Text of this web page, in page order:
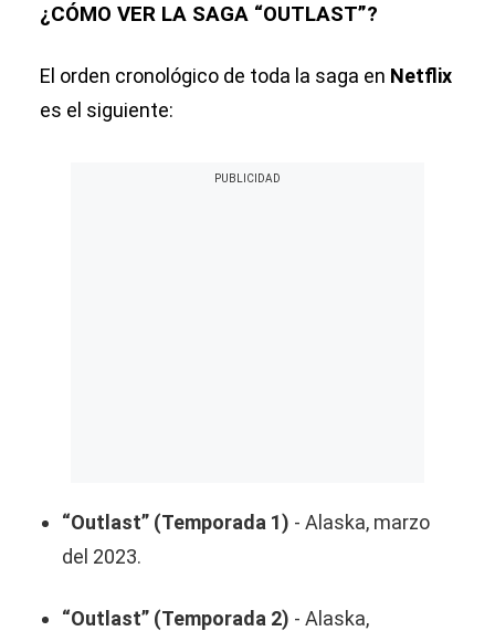
¿CÓMO VER LA SAGA “OUTLAST”?
El orden cronológico de toda la saga en Netflix
es el siguiente:
“Outlast” (Temporada 1) - Alaska, marzo
del 2023.
“Outlast” (Temporada 2) - Alaska,